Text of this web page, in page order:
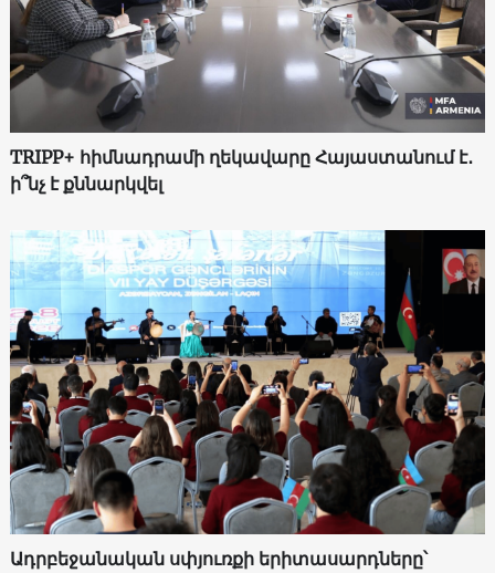
TRIPP+ հիմնադրամի ղեկավարը Հայաստանում է․
ի՞նչ է քննարկվել
Ադրբեջանական սփյուռքի երիտասարդները՝